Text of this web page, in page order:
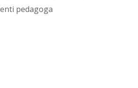
pedagoga